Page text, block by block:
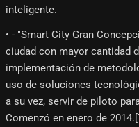
inteligente.
• - "Smart City Gran
ciudad con mayor cantidad
implementación de
uso de soluciones
a su vez, servir de piloto
Comenzó en enero de